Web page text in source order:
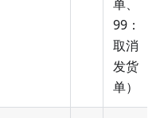
单、
99：
取消
发货
单）